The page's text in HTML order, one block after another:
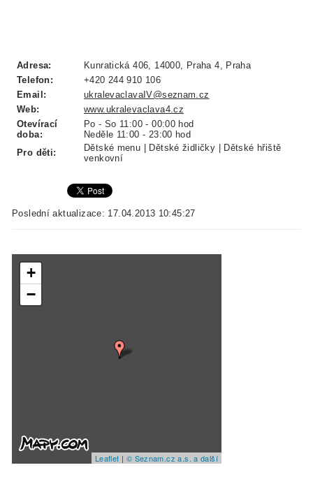
Adresa:
Kunratická 406, 14000, Praha 4, Praha
Telefon:
+420 244 910 106
Email:
ukralevaclavaIV@seznam.cz
Web:
www.ukralevaclava4.cz
Otevírací
doba:
Po - So 11:00 - 00:00 hod
Neděle 11:00 - 23:00 hod
Pro děti:
Dětské menu | Dětské židličky | Dětské hřiště
venkovní
Poslední aktualizace: 17.04.2013 10:45:27
+
−
Leaflet | © Seznam.cz a.s. a další